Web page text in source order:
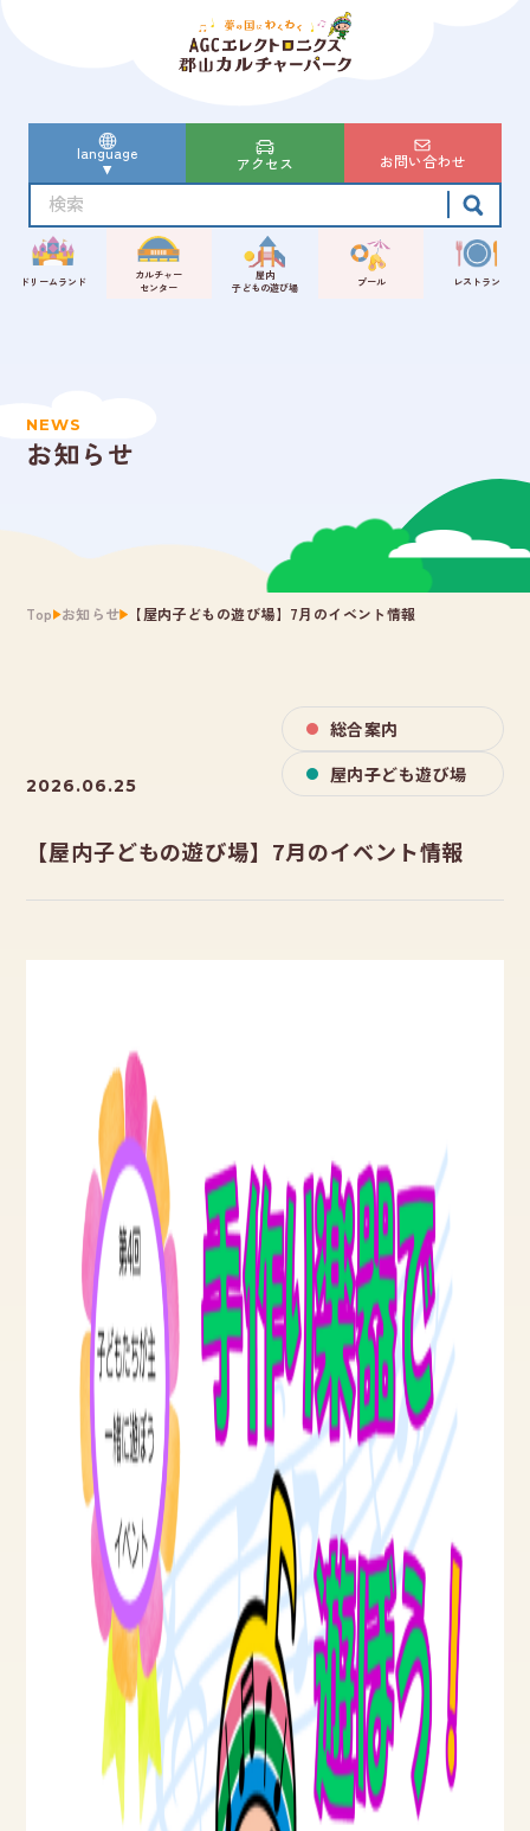
ドリームランド
カルチャー
センター
屋内
子どもの遊び場
プール レストラン
language
アクセス お問い合わせ
NEWS
お知らせ
Top お知らせ 【屋内子どもの遊び場】7月のイベント情報
2026.06.25
総合案内
屋内子ども遊び場
【屋内子どもの遊び場】7月のイベント情報